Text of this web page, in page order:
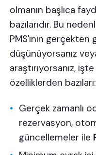
olmanın başlıca
bazılarıdır. Bu
PMS'inin gerçekten
düşünüyorsanız
araştırıyorsanız,
özelliklerden bazıları:
Gerçek zamanlı
rezervasyon,
güncellemeler ile